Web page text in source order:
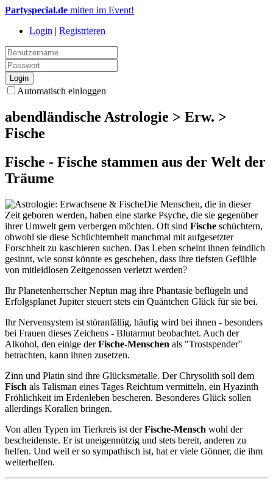
Partyspecial.de mitten im Event!
Login | Registrieren
Automatisch einloggen
abendländische Astrologie > Erw. >
Fische
Fische - Fische stammen aus der Welt der
Träume
Die Menschen, die in dieser
Zeit geboren werden, haben eine starke Psyche, die sie gegenüber
ihrer Umwelt gern verbergen möchten. Oft sind Fische schüchtern,
obwohl sie diese Schüchternheit manchmal mit aufgesetzter
Forschheit zu kaschieren suchen. Das Leben scheint ihnen feindlich
gesinnt, wie sonst könnte es geschehen, dass ihre tiefsten Gefühle
von mitleidlosen Zeitgenossen verletzt werden?
Ihr Planetenherrscher Neptun mag ihre Phantasie beflügeln und
Erfolgsplanet Jupiter steuert stets ein Quäntchen Glück für sie bei.
Ihr Nervensystem ist störanfällig, häufig wird bei ihnen - besonders
bei Frauen dieses Zeichens - Blutarmut beobachtet. Auch der
Alkohol, den einige derFische-Menschen als "Trostspender"
betrachten, kann ihnen zusetzen.
Zinn und Platin sind ihre Glücksmetalle. Der Chrysolith soll dem
Fisch als Talisman eines Tages Reichtum vermitteln, ein Hyazinth
Fröhlichkeit im Erdenleben bescheren. Besonderes Glück sollen
allerdings Korallen bringen.
Von allen Typen im Tierkreis ist derFische-Mensch wohl der
bescheidenste. Er ist uneigennützig und stets bereit, anderen zu
helfen. Und weil er so sympathisch ist, hat er viele Gönner, die ihm
weiterhelfen.